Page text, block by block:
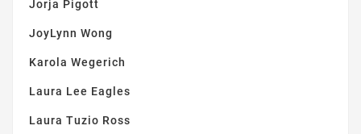
Jorja Pigott
JoyLynn Wong
Karola Wegerich
Laura Lee Eagles
Laura Tuzio Ross